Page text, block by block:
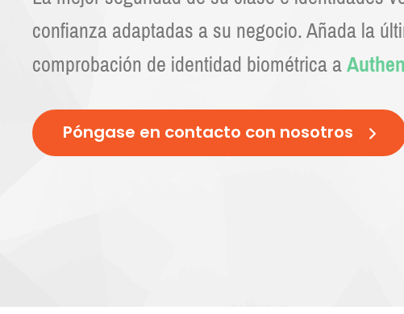
confianza adaptadas a su negocio. Añada la
comprobación de identidad biométrica a
Póngase en contacto con nosotros